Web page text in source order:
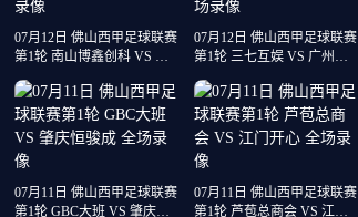
07月12日 佛山西甲足球联赛
第1轮 南山博鑫创科 VS 湛
07月12日 佛山西甲足球联赛
第1轮 三七互娱 VS 广州苏
07月11日 佛山西甲足球联赛
第1轮 GBC大班 VS 肇庆恒
07月11日 佛山西甲足球联赛
第1轮 芦苞总商会 VS 江门